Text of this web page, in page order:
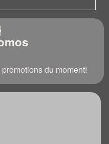
du moment!